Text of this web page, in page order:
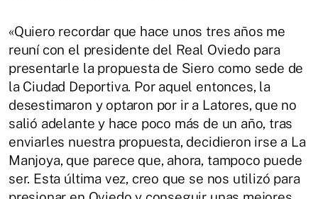
«Quiero recordar que hace unos tres años me
reuní con el presidente del Real Oviedo para
presentarle la propuesta de Siero como sede de
la Ciudad Deportiva. Por aquel entonces, la
desestimaron y optaron por ir a Latores, que no
salió adelante y hace poco más de un año, tras
enviarles nuestra propuesta, decidieron irse a La
Manjoya, que parece que, ahora, tampoco puede
ser. Esta última vez, creo que se nos utilizó para